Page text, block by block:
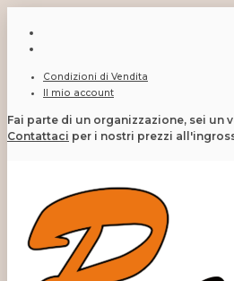
Condizioni di Vendita
Il mio account
Fai parte di un organizzazione, sei un
Contattaci per i nostri prezzi